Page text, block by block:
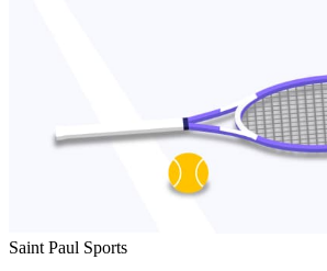
Saint Paul Sports